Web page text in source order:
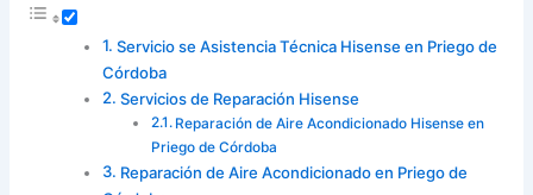
Servicio se Asistencia Técnica Hisense en Priego de
Córdoba
Servicios de Reparación Hisense
Reparación de Aire Acondicionado Hisense en
Priego de Córdoba
Reparación de Aire Acondicionado en Priego de